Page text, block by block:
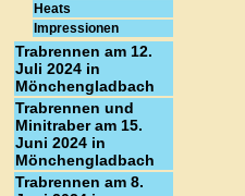
Heats
Impressionen
Trabrennen am 12.
Juli 2024 in
Mönchengladbach
Trabrennen und
Minitraber am 15.
Juni 2024 in
Mönchengladbach
Trabrennen am 8.